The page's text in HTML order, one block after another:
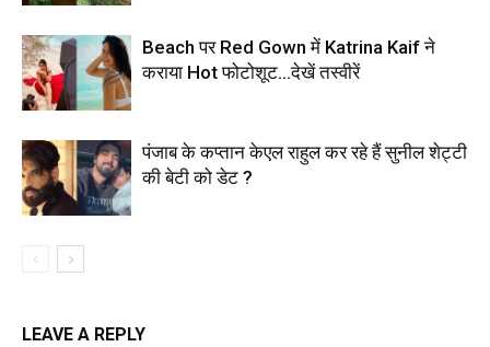
Beach पर Red Gown में Katrina Kaif ने
कराया Hot फोटोशूट…देखें तस्वीरें
पंजाब के कप्तान केएल राहुल कर रहे हैं सुनील शेट्टी
की बेटी को डेट ?
LEAVE A REPLY